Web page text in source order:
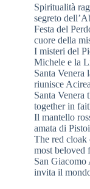
Spiritualità
segreto
Festa del
cuore della
I misteri del
Michele e la
Santa Venera
riunisce
Santa
together in
Il mantello
amata di
The red cloak
most beloved
San Giacomo
invita il